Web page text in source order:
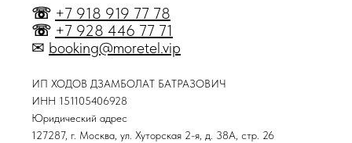
☏ +7 918 919 77 78
☏ +7 928 446 77 71
✉ booking@moretel.vip
ИП ХОДОВ ДЗАМБОЛАТ БАТРАЗОВИЧ
ИНН 151105406928
Юридический адрес
127287, г. Москва, ул. Хуторская 2-я, д. 38А, стр. 26